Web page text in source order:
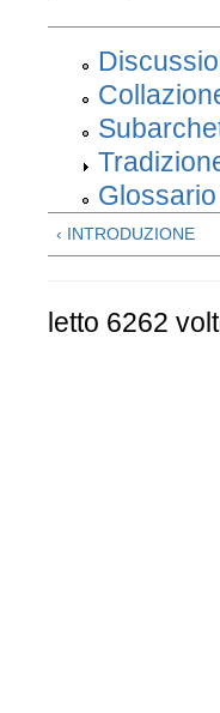
Glossario
‹ INTRODUZIONE
letto 6262